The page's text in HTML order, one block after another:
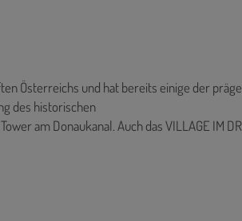
Österreichs und hat bereits einige der
des historischen
am Donaukanal. Auch das VILLAGE IM